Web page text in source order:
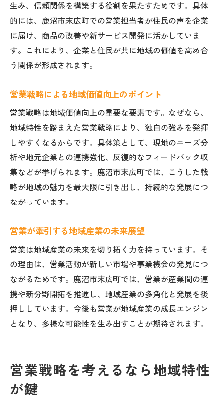
生み、信頼関係を構築する役割を果たすためです。具体
的には、鹿沼市末広町での営業担当者が住民の声を企業
に届け、商品の改善や新サービス開発に活かしていま
す。これにより、企業と住民が共に地域の価値を高め合
う関係が形成されます。
営業戦略による地域価値向上のポイント
営業戦略は地域価値向上の重要な要素です。なぜなら、
地域特性を踏まえた営業戦略により、独自の強みを発揮
しやすくなるからです。具体策として、現地のニーズ分
析や地元企業との連携強化、反復的なフィードバック収
集などが挙げられます。鹿沼市末広町では、こうした戦
略が地域の魅力を最大限に引き出し、持続的な発展につ
ながっています。
営業が牽引する地域産業の未来展望
営業は地域産業の未来を切り拓く力を持っています。そ
の理由は、営業活動が新しい市場や事業機会の発見につ
ながるためです。鹿沼市末広町では、営業が産業間の連
携や新分野開拓を推進し、地域産業の多角化と発展を後
押ししています。今後も営業が地域産業の成長エンジン
となり、多様な可能性を生み出すことが期待されます。
営業戦略を考えるなら地域特性
が鍵